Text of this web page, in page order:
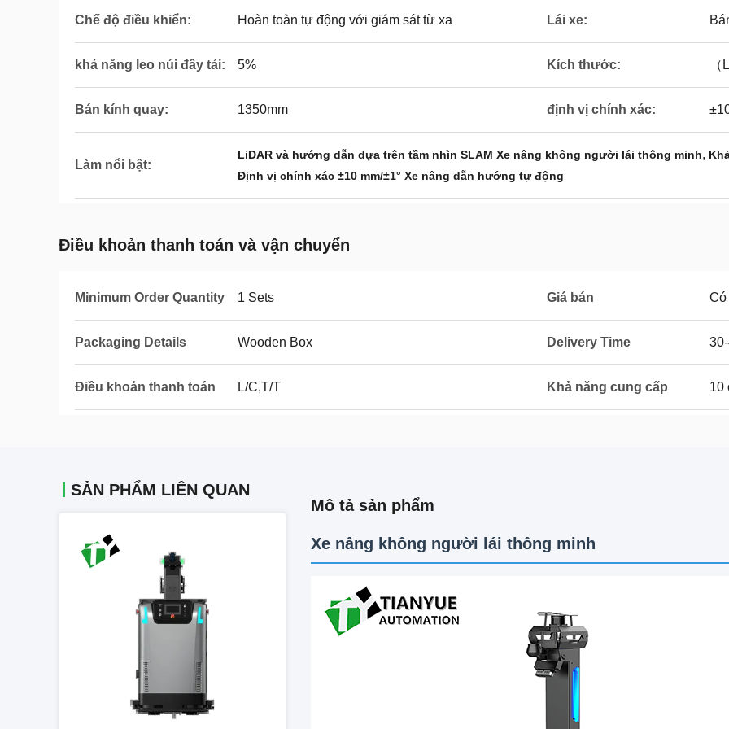
Chế độ điều khiển: Hoàn toàn tự động với giám sát từ xa Lái xe:
khả năng leo núi đầy tải: 5% Kích thước:
Bán kính quay: 1350mm định vị chính xác:
Làm nổi bật:
LiDAR và hướng dẫn dựa trên tầm nhìn SLAM Xe nâng không người lái thông minh,
Định vị chính xác ±10 mm/±1° Xe nâng dẫn hướng tự động
Điều khoản thanh toán và vận chuyển
Minimum Order Quantity 1 Sets Giá bán Có
Packaging Details Wooden Box Delivery Time
Điều khoản thanh toán L/C,T/T Khả năng cung cấp 10
SẢN PHẨM LIÊN QUAN
Mô tả sản phẩm
Xe nâng không người lái thông minh